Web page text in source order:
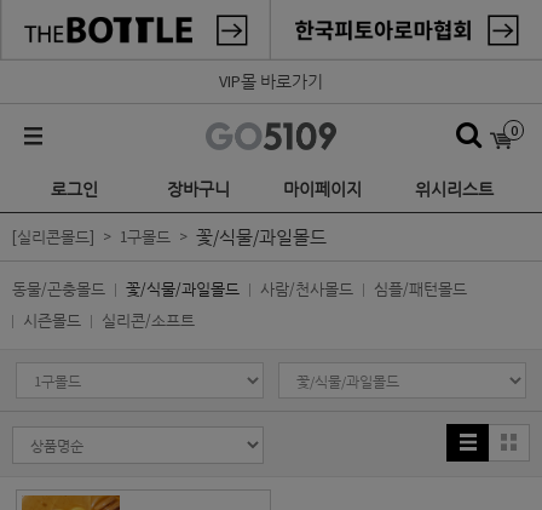
VIP몰 바로가기
0
로그인 장바구니 마이페이지 위시리스트
[실리콘몰드] 1구몰드 꽃/식물/과일몰드
동물/곤충몰드 꽃/식물/과일몰드 사람/천사몰드
심플/패턴몰드
시즌몰드
실리콘/소프트